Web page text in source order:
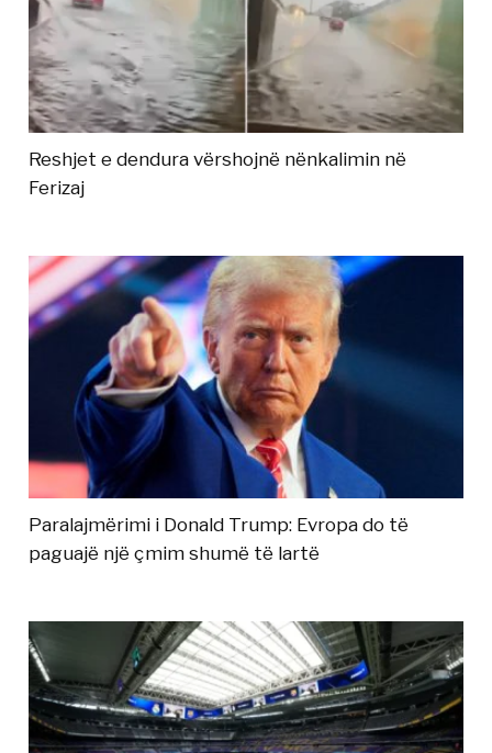
Reshjet e dendura vërshojnë nënkalimin në
Ferizaj
Paralajmërimi i Donald Trump: Evropa do të
paguajë një çmim shumë të lartë